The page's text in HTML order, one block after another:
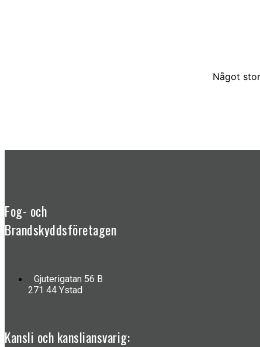
Något
Fog- och
Brandskyddsföretagen
Gjuterigatan 56 B
271 44 Ystad
Kansli och kansliansvarig: